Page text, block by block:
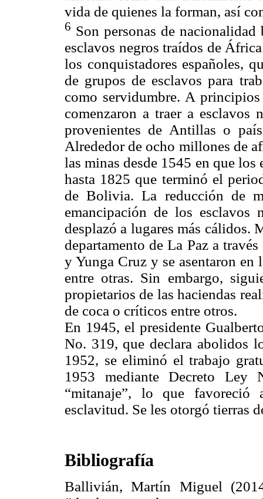
vida de quienes la forman, así
6 Son personas de
esclavos negros traídos de
los conquistadores españoles,
de grupos de esclavos para
como servidumbre. A
comenzaron a traer a esclavos
provenientes de Antillas o
Alrededor de ocho millones de
las minas desde 1545 en que
hasta 1825 que terminó el
de Bolivia. La reducción de
emancipación de los esclavos
desplazó a lugares más cálidos.
departamento de La Paz a
y Yunga Cruz y se asentaron
entre otras. Sin embargo,
propietarios de las haciendas
de coca o críticos entre otros.
En 1945, el presidente
No. 319, que declara abolidos
1952, se eliminó el trabajo
1953 mediante Decreto Ley
“mitanaje”, lo que
esclavitud. Se les otorgó tierras
Bibliografía
Ballivián, Martín Miguel